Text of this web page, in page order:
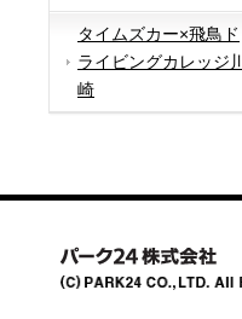
タイムズカー×飛鳥ド
ライビングカレッジ川
崎